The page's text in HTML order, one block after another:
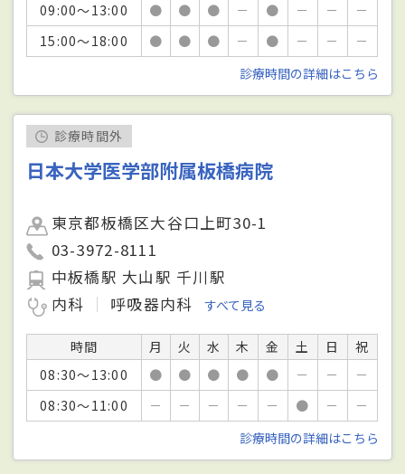
09:00～13:00
● ● ● － ● － －
－
15:00～18:00
● ● ● － ● － －
－
診療時間の詳細はこちら
診療時間外
日本大学医学部附属板橋病院
東京都板橋区大谷口上町30-1
03-3972-8111
中板橋駅 大山駅 千川駅
内科
呼吸器内科 すべて見る
時間 月 火 水 木 金 土 日
祝
08:30～13:00
● ● ● ● ● － －
－
08:30～11:00
－ － － － － ● －
－
診療時間の詳細はこちら